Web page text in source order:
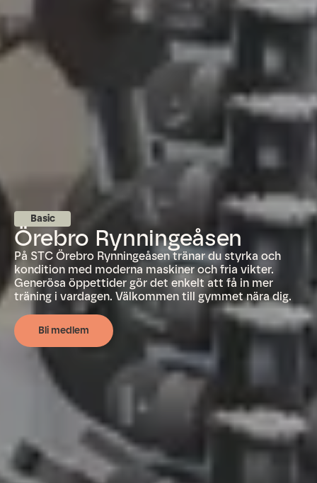
Basic
Örebro Rynningeåsen
På STC Örebro Rynningeåsen tränar du styrka och
kondition med moderna maskiner och fria vikter.
Generösa öppettider gör det enkelt att få in mer
träning i vardagen. Välkommen till gymmet nära dig.
Bli medlem